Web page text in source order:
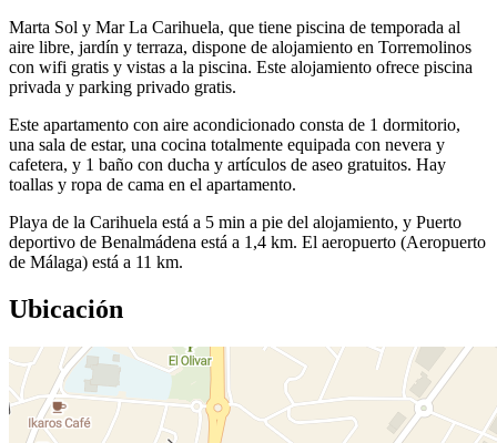
Marta Sol y Mar La Carihuela, que tiene piscina de temporada al
aire libre, jardín y terraza, dispone de alojamiento en Torremolinos
con wifi gratis y vistas a la piscina. Este alojamiento ofrece piscina
privada y parking privado gratis.
Este apartamento con aire acondicionado consta de 1 dormitorio,
una sala de estar, una cocina totalmente equipada con nevera y
cafetera, y 1 baño con ducha y artículos de aseo gratuitos. Hay
toallas y ropa de cama en el apartamento.
Playa de la Carihuela está a 5 min a pie del alojamiento, y Puerto
deportivo de Benalmádena está a 1,4 km. El aeropuerto (Aeropuerto
de Málaga) está a 11 km.
Ubicación